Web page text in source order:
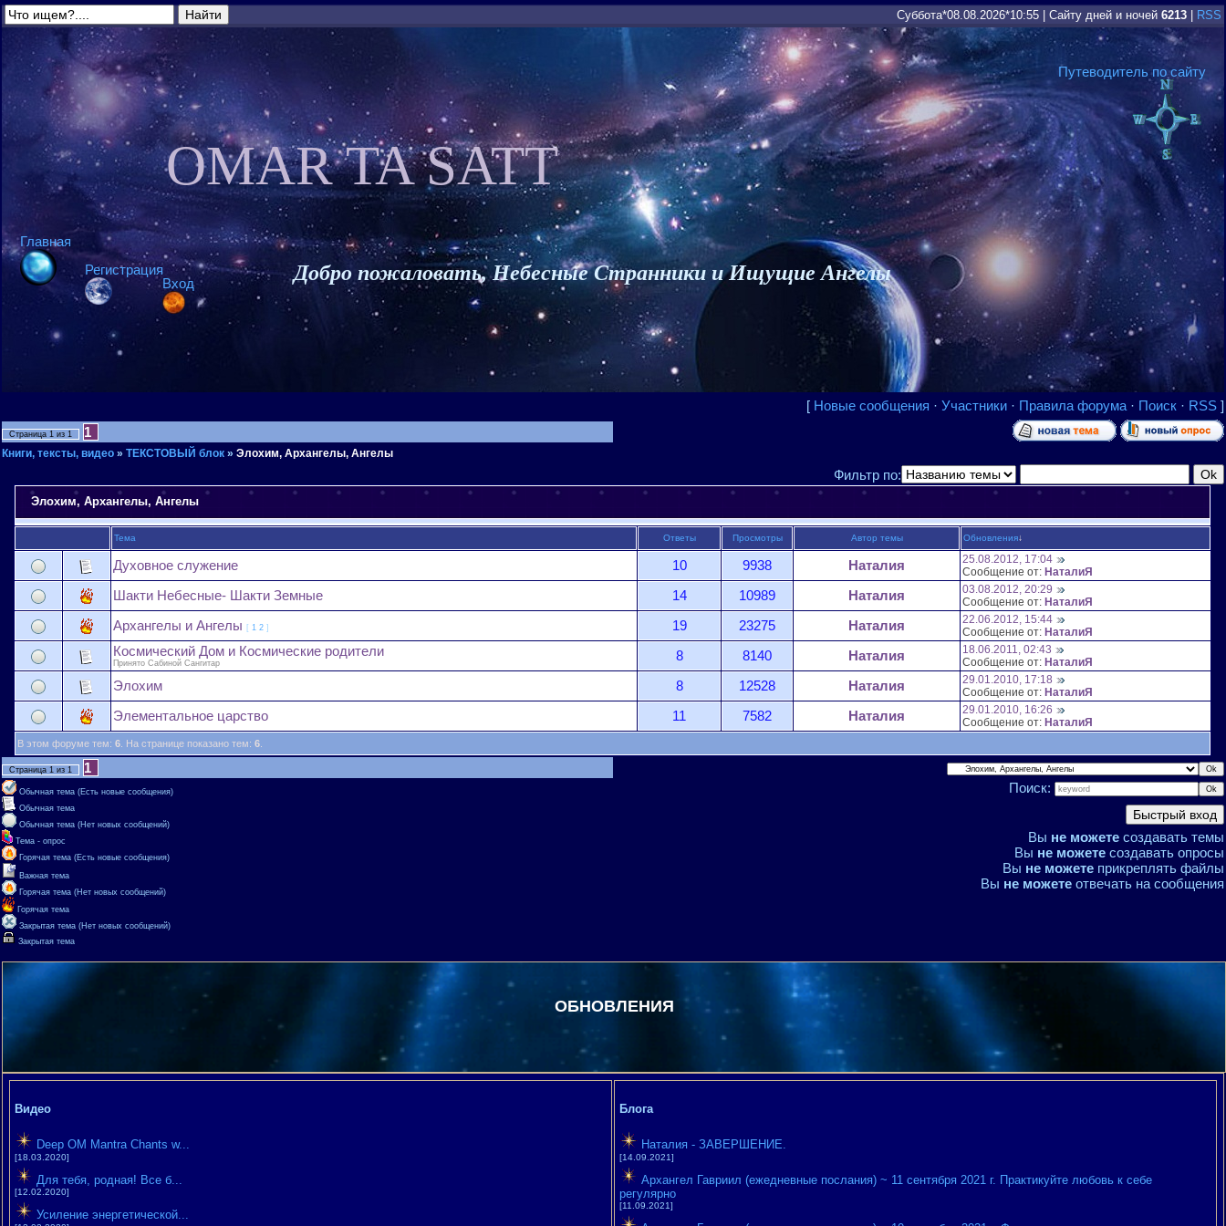
Суббота*08.08.2026*10:55 Сайту дней и ночей 6213 RSS
Путеводитель по сайту
Главная
Регистрация
Вход
OMAR TA SATT
Добро пожаловать, Небесные Странники и Ищущие Ангелы
[ Новые сообщения · Участники · Правила форума · Поиск · RSS ]
Страница 1 из 1 1
Книги, тексты, видео » ТЕКСТОВЫЙ блок » Элохим, Архангелы, Ангелы
Фильтр по:
Элохим, Архангелы, Ангелы
Тема Ответы Просмотры Автор темы Обновления↓
Духовное служение 10 9938 Наталия
25.08.2012, 17:04
Сообщение от: НаталиЯ
Шакти Небесные- Шакти Земные 14 10989 Наталия
03.08.2012, 20:29
Сообщение от: НаталиЯ
Архангелы и Ангелы [1 2 ] 19 23275 Наталия
22.06.2012, 15:44
Сообщение от: НаталиЯ
Космический Дом и Космические родители
Принято Сабиной Сангитар 8 8140 Наталия
18.06.2011, 02:43
Сообщение от: НаталиЯ
Элохим 8 12528 Наталия
29.01.2010, 17:18
Сообщение от: НаталиЯ
Элементальное царство 11 7582 Наталия
29.01.2010, 16:26
Сообщение от: НаталиЯ
В этом форуме тем:6 . На странице показано тем:6
Страница 1 из 1 1
Обычная тема (Есть новые сообщения)
Обычная тема
Обычная тема (Нет новых сообщений)
Тема - опрос
Горячая тема (Есть новые сообщения)
Важная тема
Горячая тема (Нет новых сообщений)
Горячая тема
Закрытая тема (Нет новых сообщений)
Закрытая тема
Поиск:
Вы не можете создавать темы
Вы не можете создавать опросы
Вы не можете прикреплять файлы
Вы не можете отвечать на сообщения
ОБНОВЛЕНИЯ
Видео
Deep OM Mantra Chants w...
[18.03.2020]
Для тебя, родная! Все б...
[12.02.2020]
Усиление энергетической...
Блога
Наталия - ЗАВЕРШЕНИЕ.
[14.09.2021]
Архангел Гавриил (ежедневные послания) ~ 11 сентября 2021 г. Практикуйте любовь к себе
регулярно
[11.09.2021]